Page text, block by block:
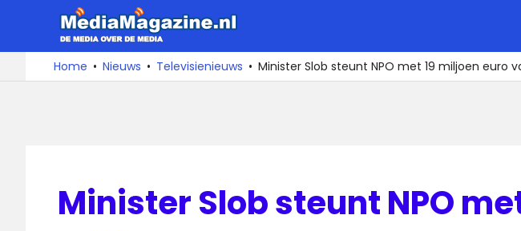
de
De
media
over
Home Nieuws Televisienieuws Minister Slob steunt NPO met 19 miljoen euro
Minister Slob steunt NPO